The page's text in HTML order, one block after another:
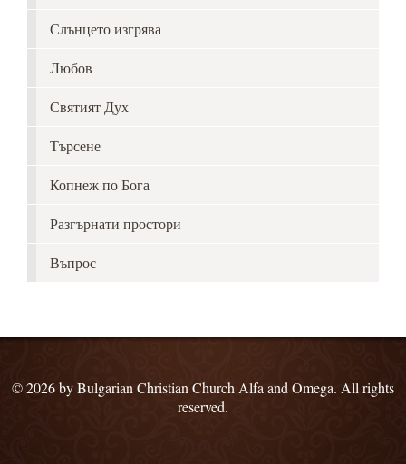
Слънцето изгрява
Любов
Святият Дух
Търсене
Копнеж по Бога
Разгърнати простори
Въпрос
© 2026 by Bulgarian Christian Church Alfa and Omega. All rights
reserved.